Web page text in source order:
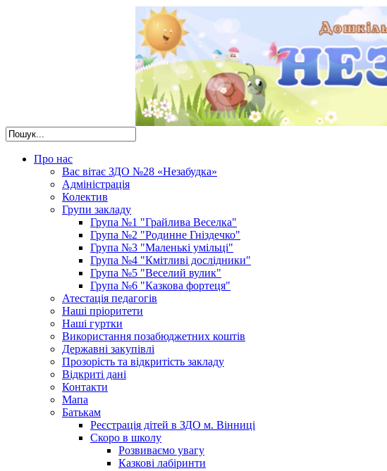
Про нас
Вас вітає ЗДО №28 «Незабудка»
Адміністрація
Колектив
Групи закладу
Група №1 "Грайлива Веселка"
Група №2 "Родинне Гніздечко"
Група №3 "Маленькі умільці"
Група №4 "Кмітливі дослідники"
Група №5 "Веселий вулик"
Група №6 "Казкова фортеця"
Атестація педагогів
Наші пріоритети
Наші гуртки
Використання позабюджетних коштів
Державні закупівлі
Прозорість та відкритість закладу
Відкриті дані
Контакти
Мапа
Батькам
Реєстрація дітей в ЗДО м. Вінниці
Скоро в школу
Розвиваємо увагу
Казкові лабіринти